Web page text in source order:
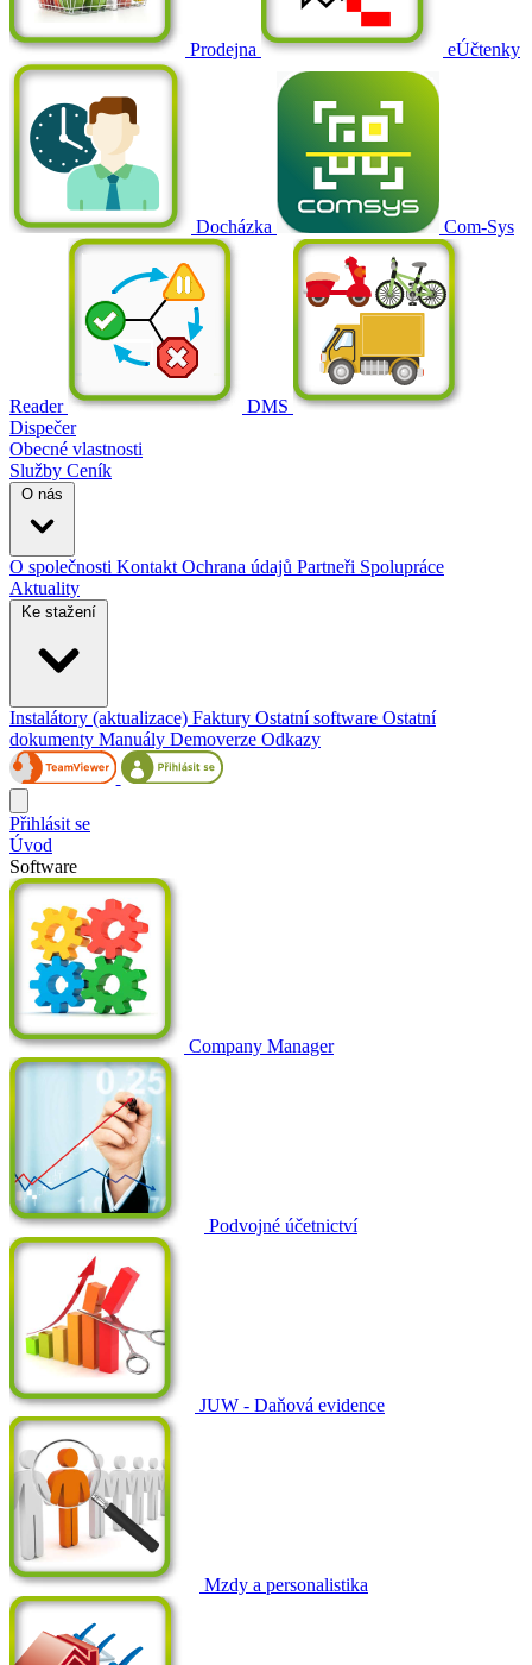
Prodejna eÚčtenky
Docházka Com-Sys
Reader
DMS
Dispečer
Obecné vlastnosti
Služby Ceník
O nás
O společnosti Kontakt Ochrana údajů Partneři Spolupráce
Aktuality
Ke stažení
Instalátory (aktualizace) Faktury Ostatní software Ostatní
dokumenty Manuály Demoverze Odkazy
Přihlásit se
Úvod
Software
Company Manager
Podvojné účetnictví
JUW - Daňová evidence
Mzdy a personalistika